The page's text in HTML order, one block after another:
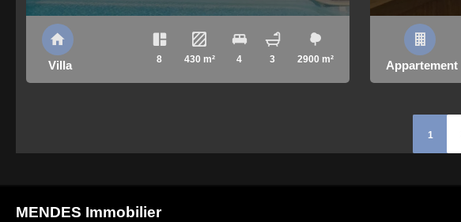
Villa 8 430 m² 4 3 2900 m² Appartement
1
MENDES Immobilier